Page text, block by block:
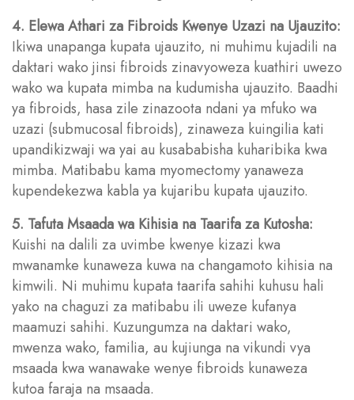
4. Elewa Athari za Fibroids Kwenye Uzazi na Ujauzito:
Ikiwa unapanga kupata ujauzito, ni muhimu kujadili na
daktari wako jinsi fibroids zinavyoweza kuathiri uwezo
wako wa kupata mimba na kudumisha ujauzito. Baadhi
ya fibroids, hasa zile zinazoota ndani ya mfuko wa
uzazi (submucosal fibroids), zinaweza kuingilia kati
upandikizwaji wa yai au kusababisha kuharibika kwa
mimba. Matibabu kama myomectomy yanaweza
kupendekezwa kabla ya kujaribu kupata ujauzito.
5. Tafuta Msaada wa Kihisia na Taarifa za Kutosha:
Kuishi na dalili za uvimbe kwenye kizazi kwa
mwanamke kunaweza kuwa na changamoto kihisia na
kimwili. Ni muhimu kupata taarifa sahihi kuhusu hali
yako na chaguzi za matibabu ili uweze kufanya
maamuzi sahihi. Kuzungumza na daktari wako,
mwenza wako, familia, au kujiunga na vikundi vya
msaada kwa wanawake wenye fibroids kunaweza
kutoa faraja na msaada.